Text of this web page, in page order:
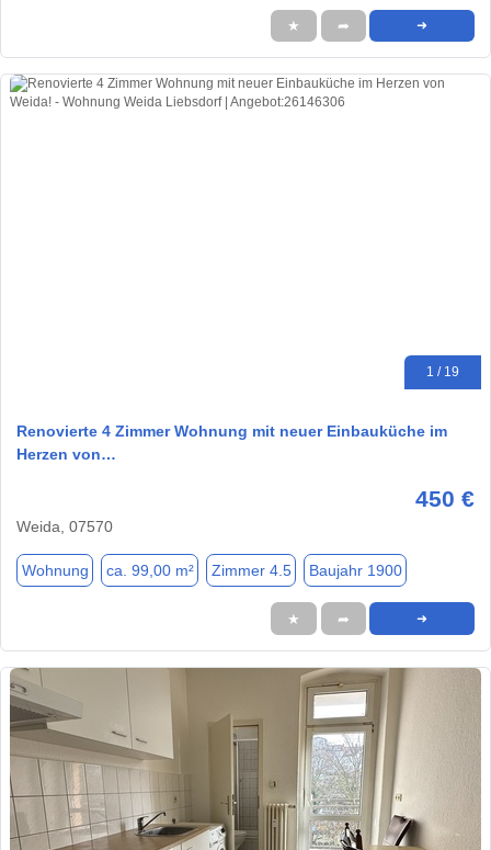
★ ➦ ➜
1 / 19
Renovierte 4 Zimmer Wohnung mit neuer Einbauküche im
Herzen von…
450 €
Weida, 07570
Wohnung ca. 99,00 m² Zimmer 4.5 Baujahr 1900
★ ➦ ➜